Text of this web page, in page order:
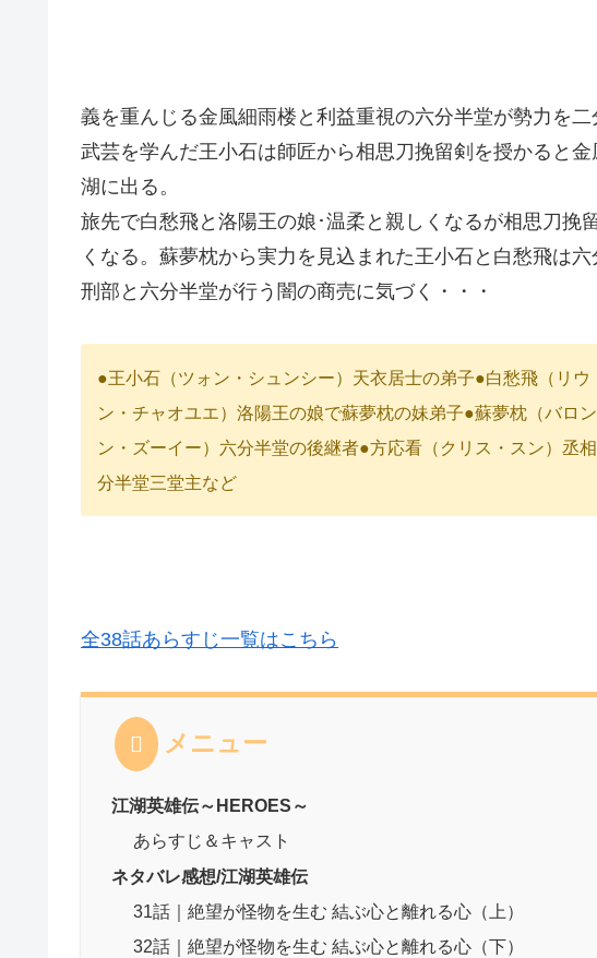
義を重んじる金風細雨楼と利益重視の六分半堂が勢力を二
武芸を学んだ王小石は師匠から相思刀挽留剣を授かると
湖に出る。
旅先で白愁飛と洛陽王の娘･温柔と親しくなるが相思刀挽
くなる。蘇夢枕から実力を見込まれた王小石と白愁飛は
刑部と六分半堂が行う闇の商売に気づく・・・
●王小石（ツォン・シュンシー）天衣居士の弟子●白愁飛（リ
ン・チャオユエ）洛陽王の娘で蘇夢枕の妹弟子●蘇夢枕（バロ
ン・ズーイー）六分半堂の後継者●方応看（クリス・スン）丞
分半堂三堂主など
全38話あらすじ一覧はこちら
メニュー
江湖英雄伝～HEROES～
あらすじ＆キャスト
ネタバレ感想/江湖英雄伝
31話｜絶望が怪物を生む 結ぶ心と離れる心（上）
32話｜絶望が怪物を生む 結ぶ心と離れる心（下）